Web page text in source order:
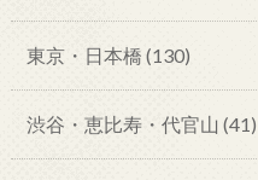
東京・日本橋 (130)
渋谷・恵比寿・代官山 (41)